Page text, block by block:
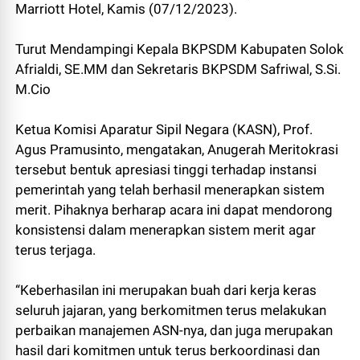
Marriott Hotel, Kamis (07/12/2023).
Turut Mendampingi Kepala BKPSDM Kabupaten Solok
Afrialdi, SE.MM dan Sekretaris BKPSDM Safriwal, S.Si.
M.Cio
Ketua Komisi Aparatur Sipil Negara (KASN), Prof.
Agus Pramusinto, mengatakan, Anugerah Meritokrasi
tersebut bentuk apresiasi tinggi terhadap instansi
pemerintah yang telah berhasil menerapkan sistem
merit. Pihaknya berharap acara ini dapat mendorong
konsistensi dalam menerapkan sistem merit agar
terus terjaga.
“Keberhasilan ini merupakan buah dari kerja keras
seluruh jajaran, yang berkomitmen terus melakukan
perbaikan manajemen ASN-nya, dan juga merupakan
hasil dari komitmen untuk terus berkoordinasi dan